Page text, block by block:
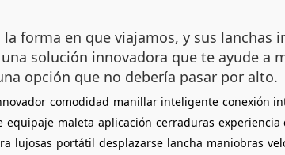
forma en que viajamos, y sus
solución innovadora que te ayude
opción que no debería pasar por alto.
comodidad manillar inteligente conexión
equipaje maleta aplicación cerraduras experiencia
lujosas portátil desplazarse lancha maniobras